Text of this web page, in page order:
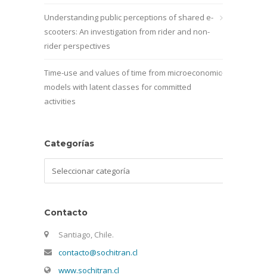
Understanding public perceptions of shared e-
scooters: An investigation from rider and non-
rider perspectives
Time-use and values of time from microeconomic
models with latent classes for committed
activities
Categorías
Contacto
Santiago, Chile.
contacto@sochitran.cl
www.sochitran.cl